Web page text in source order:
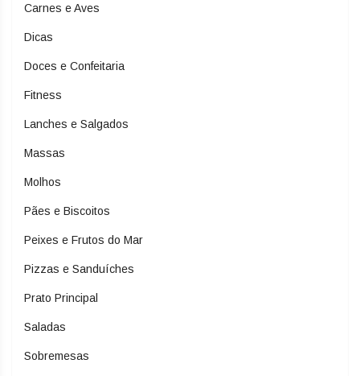
Carnes e Aves
Dicas
Doces e Confeitaria
Fitness
Lanches e Salgados
Massas
Molhos
Pães e Biscoitos
Peixes e Frutos do Mar
Pizzas e Sanduíches
Prato Principal
Saladas
Sobremesas